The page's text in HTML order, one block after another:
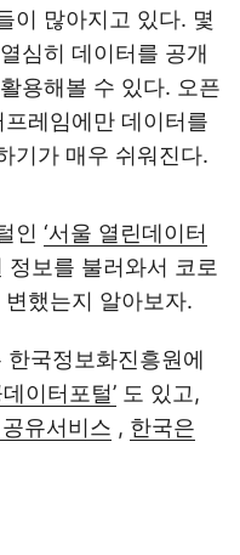
이 많아지고 있다. 몇
심히 데이터를 공개
용해볼 수 있다. 오픈
레임에만 데이터를
기가 매우 쉬워진다.
인 ‘서울 열린데이터
보를 불러와서 코로
했는지 알아보자.
국정보화진흥원에
데이터포털’ 도 있고,
유서비스 , 한국은